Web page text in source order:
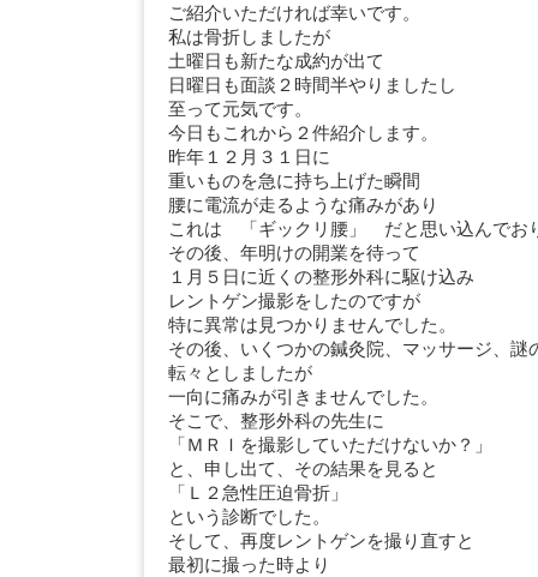
ご紹介いただければ幸いです。
私は骨折しましたが
土曜日も新たな成約が出て
日曜日も面談２時間半やりましたし
至って元気です。
今日もこれから２件紹介します。
昨年１２月３１日に
重いものを急に持ち上げた瞬間
腰に電流が走るような痛みがあり
これは 「ギックリ腰」 だと思い込んでお
その後、年明けの開業を待って
１月５日に近くの整形外科に駆け込み
レントゲン撮影をしたのですが
特に異常は見つかりませんでした。
その後、いくつかの鍼灸院、マッサージ、謎
転々としましたが
一向に痛みが引きませんでした。
そこで、整形外科の先生に
「ＭＲＩを撮影していただけないか？」
と、申し出て、その結果を見ると
「Ｌ２急性圧迫骨折」
という診断でした。
そして、再度レントゲンを撮り直すと
最初に撮った時より